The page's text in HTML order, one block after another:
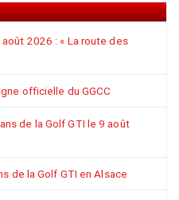
2026 : « La route des
officielle du GGCC
de la Golf GTI le 9 août
de la Golf GTI en Alsace